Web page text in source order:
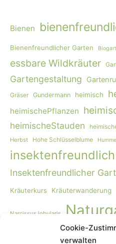
Cookie-
verwalten
Bienen
Bienenfreundlicher Garten
essbare Wildkräuter
Gartengestaltung
Gräser Gundermann heimisch
heimischePflanzen
heimischeStauden
Herbst Hohe Schlüsselblume
insektenfreundlich
Insektenfreundlicher
Kräuterkurs Kräuterwanderung
Narcissus lobularis
Naturgartengestaltung